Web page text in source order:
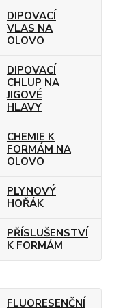
DIPOVACÍ
VLAS NA
OLOVO
DIPOVACÍ
CHLUP NA
JIGOVÉ
HLAVY
CHEMIE K
FORMÁM NA
OLOVO
PLYNOVÝ
HOŘÁK
PŘÍSLUŠENSTVÍ
K FORMÁM
FLUORESENČNÍ